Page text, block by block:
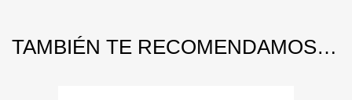
TAMBIÉN TE RECOMENDAMOS…